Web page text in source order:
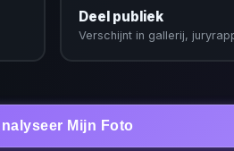
Deel publiek
Verschijnt in gallerij,
Mijn Foto